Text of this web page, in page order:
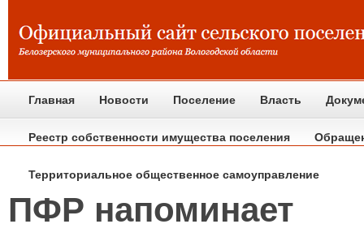
Главная Новости Поселение Власть
Реестр собственности имущества поселения
Территориальное общественное самоуправление
ПФР напоминает